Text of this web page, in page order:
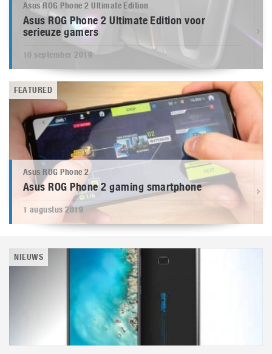
Asus ROG Phone 2 Ultimate Edition
Asus ROG Phone 2 Ultimate Edition voor
serieuze gamers
10 september 2019
FEATURED
Asus ROG Phone 2
Asus ROG Phone 2 gaming smartphone
1 augustus 2019
NIEUWS